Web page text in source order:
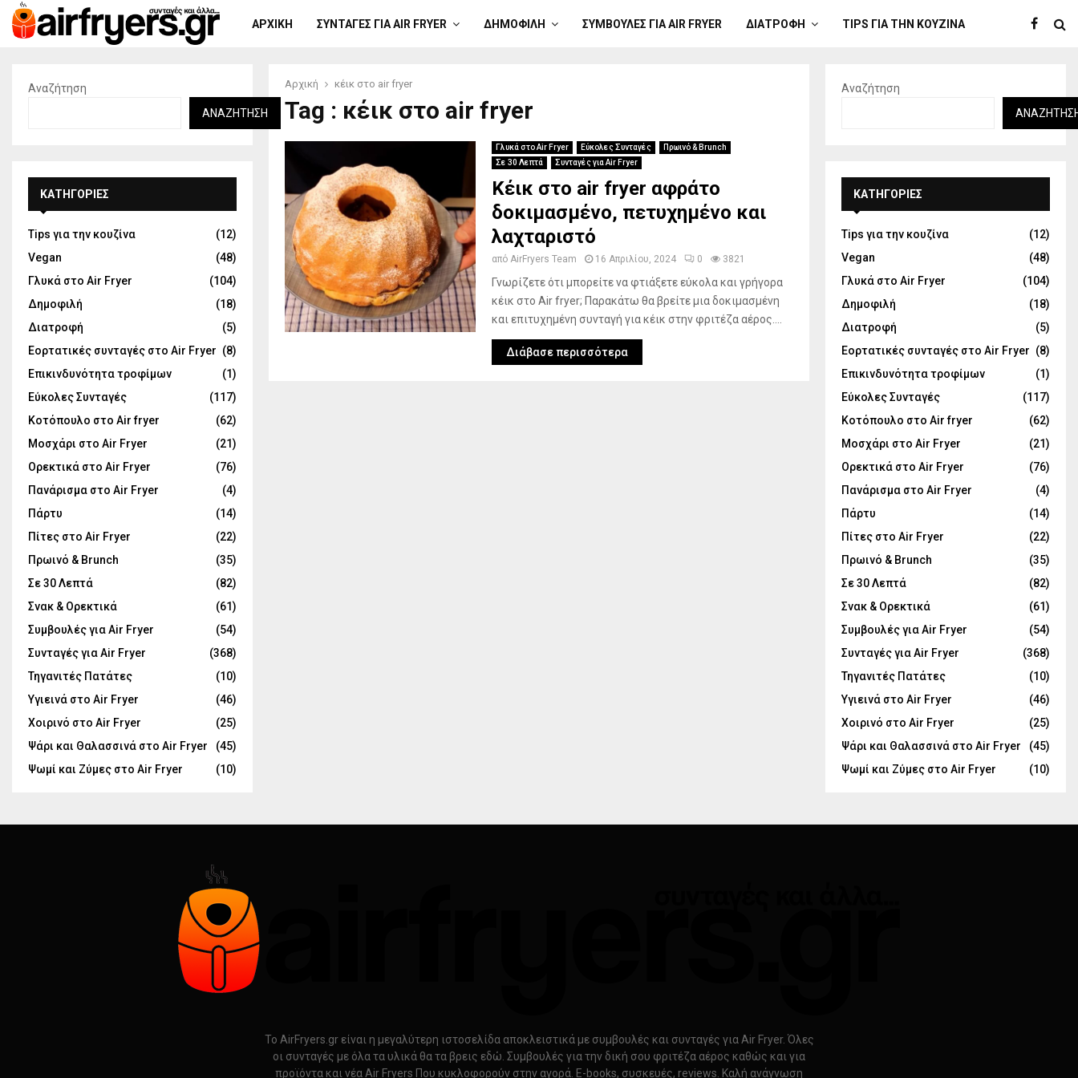
ΑΡΧΙΚΉ ΣΥΝΤΑΓΈΣ ΓΙΑ AIR FRYER ΔΗΜΟΦΙΛΉ ΣΥΜΒΟΥΛΈΣ ΓΙΑ AIR FRYER ΔΙΑΤΡΟΦΉ TIPS ΓΙΑ ΤΗΝ ΚΟΥΖΊΝΑ
Αρχική κέικ στο air fryer
Tag : κέικ στο air fryer
Γλυκά στο Air Fryer Εύκολες Συνταγές
Πρωινό & Brunch
Σε 30 Λεπτά
Συνταγές για Air Fryer
Κέικ στο air fryer αφράτο
δοκιμασμένο, πετυχημένο και
λαχταριστό
από AirFryers Team 16 Απριλίου, 2024 0 3821
Γνωρίζετε ότι μπορείτε να φτιάξετε εύκολα και γρήγορα
κέικ στο Air fryer; Παρακάτω θα βρείτε μια δοκιμασμένη
και επιτυχημένη συνταγή για κέικ στην φριτέζα αέρος....
Διάβασε περισσότερα
Αναζήτηση
ΑΝΑΖΉΤΗΣΗ
KΑΤΗΓΟΡΊΕΣ
Tips για την κουζίνα
(12)
Vegan
(48)
Γλυκά στο Air Fryer
(104)
Δημοφιλή
(18)
Διατροφή
(5)
Εορτατικές συνταγές στο Air Fryer (8)
Επικινδυνότητα τροφίμων
(1)
Εύκολες Συνταγές
(117)
Κοτόπουλο στο Air fryer
(62)
Μοσχάρι στο Air Fryer
(21)
Ορεκτικά στο Air Fryer
(76)
Πανάρισμα στο Air Fryer
(4)
Πάρτυ
(14)
Πίτες στο Air Fryer
(22)
Πρωινό & Brunch
(35)
Σε 30 Λεπτά
(82)
Σνακ & Ορεκτικά
(61)
Συμβουλές για Air Fryer
(54)
Συνταγές για Air Fryer
(368)
Τηγανιτές Πατάτες
(10)
Υγιεινά στο Air Fryer
(46)
Χοιρινό στο Air Fryer
(25)
Ψάρι και Θαλασσινά στο Air Fryer
(45)
Ψωμί και Ζύμες στο Air Fryer
(10)
Αναζήτηση
KΑΤΗΓΟΡΊΕΣ
Tips για την κουζίνα
(12)
Vegan
(48)
Γλυκά στο Air Fryer
(104)
Δημοφιλή
(18)
Διατροφή
(5)
Εορτατικές συνταγές στο Air Fryer (8)
Επικινδυνότητα τροφίμων
(1)
Εύκολες Συνταγές
(117)
Κοτόπουλο στο Air fryer
(62)
Μοσχάρι στο Air Fryer
(21)
Ορεκτικά στο Air Fryer
(76)
Πανάρισμα στο Air Fryer
(4)
Πάρτυ
(14)
Πίτες στο Air Fryer
(22)
Πρωινό & Brunch
(35)
Σε 30 Λεπτά
(82)
Σνακ & Ορεκτικά
(61)
Συμβουλές για Air Fryer
(54)
Συνταγές για Air Fryer
(368)
Τηγανιτές Πατάτες
(10)
Υγιεινά στο Air Fryer
(46)
Χοιρινό στο Air Fryer
(25)
Ψάρι και Θαλασσινά στο Air Fryer
(45)
Ψωμί και Ζύμες στο Air Fryer
(10)
Το AirFryers.gr είναι η μεγαλύτερη ιστοσελίδα αποκλειστικά με συμβουλές και συνταγές για Air Fryer. Όλες
οι συνταγές με όλα τα υλικά θα τα βρεις εδώ. Συμβουλές για την δική σου φριτέζα αέρος καθώς και για
προϊόντα και νέα Air Fryers Που κυκλοφορούν στην αγορά. E-books, συσκευές, reviews. Καλή ανάγνωση